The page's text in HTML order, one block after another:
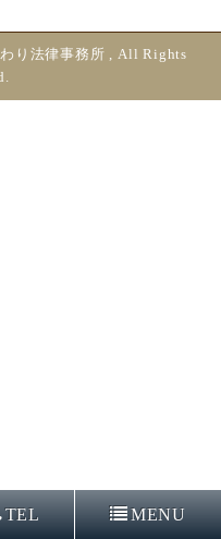
り法律事務所 , All Rights
TEL MENU